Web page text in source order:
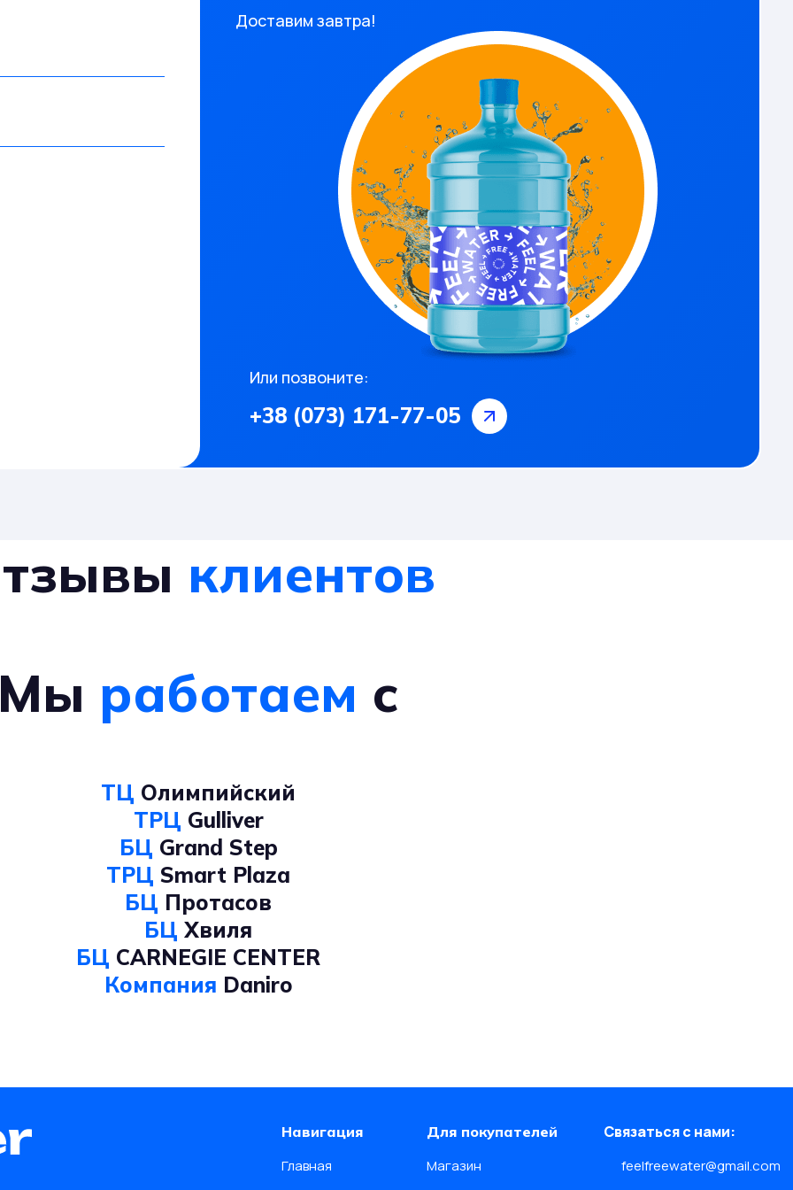
Доставим завтра!
Или позвоните:
+38 (073) 171-77-05
клиентов
работаем с
ТЦ Олимпийский
ТРЦ Gulliver
БЦ Grand Step
ТРЦ Smart Plaza
БЦ Протасов
БЦ Хвиля
БЦ CARNEGIE CENTER
Компания Daniro
Навигация
Главная
Для покупателей
Магазин
Связаться с нами:
feelfreewater@gmail.com